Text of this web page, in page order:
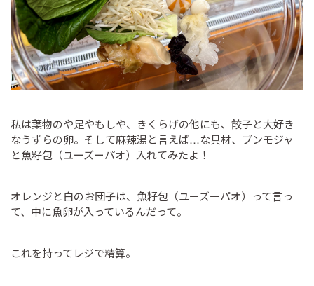
私は葉物のや足やもしや、きくらげの他にも、餃子と大好き
なうずらの卵。そして麻辣湯と言えば…な具材、ブンモジャ
と魚籽包（ユーズーパオ）入れてみたよ！
オレンジと白のお団子は、魚籽包（ユーズーパオ）って言っ
て、中に魚卵が入っているんだって。
これを持ってレジで精算。